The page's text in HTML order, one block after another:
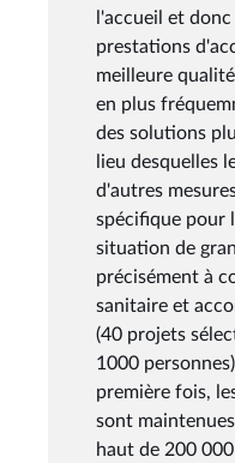
l'accueil et donc
prestations
meilleure
en plus
des solutions
lieu desquelles
d'autres
spécifique pour
situation de
précisément à
sanitaire et
(40 projets
1000
première fois,
sont
haut de 200